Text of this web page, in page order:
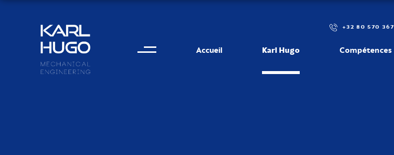
Karl Hugo +32 80 570 367
Informations de contact
Accueil Karl Hugo Compétences